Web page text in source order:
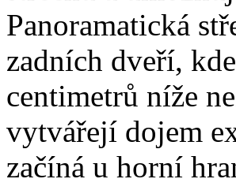
Panoramatická
zadních dveří,
centimetrů níže
vytvářejí dojem
začíná u horní